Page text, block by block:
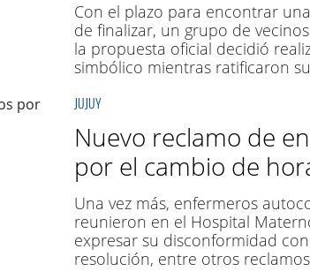
Con el plazo para encontrar
de finalizar, un grupo de
la propuesta oficial decidió
simbólico mientras ratificaron
JUJUY
Nuevo reclamo de
por el cambio de
Una vez más, enfermeros
reunieron en el Hospital
expresar su disconformidad
resolución, entre otros